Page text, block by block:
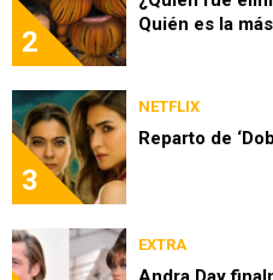
2
Quién es la
3
NETFLIX
Reparto de
EXTRA